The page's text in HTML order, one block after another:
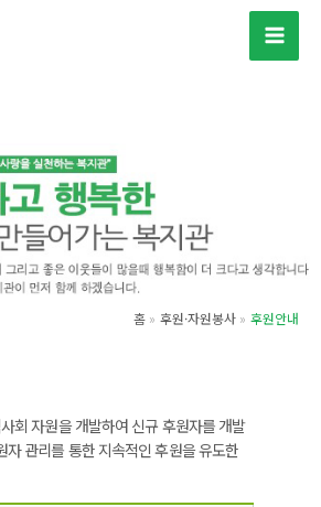
홈 후원·자원봉사 후원안내
회 자원을 개발하여 신규 후원자를 개발
자 관리를 통한 지속적인 후원을 유도한